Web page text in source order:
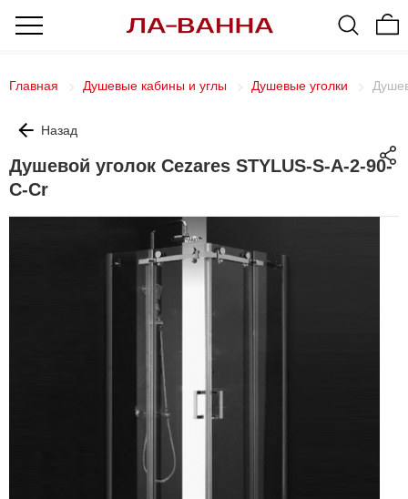
Главная Душевые кабины и углы Душевые уголки
Назад
Душевой уголок Cezares STYLUS-S-A-2-90-
C-Cr